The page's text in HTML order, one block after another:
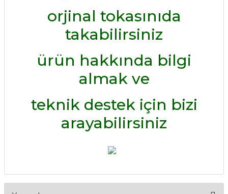
orjinal tokasınıda
takabilirsiniz
ürün hakkında bilgi
almak ve
teknik destek için bizi
arayabilirsiniz